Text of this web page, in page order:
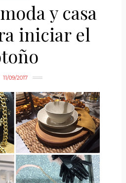
y casa
iniciar el
11/09/2017